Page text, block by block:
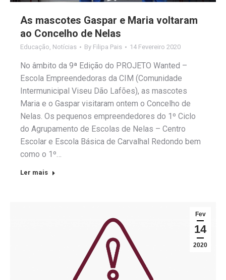
As mascotes Gaspar e Maria voltaram
ao Concelho de Nelas
Educação, Notícias By Filipa Pais 14 Fevereiro 2020
No âmbito da 9ª Edição do PROJETO Wanted –
Escola Empreendedoras da CIM (Comunidade
Intermunicipal Viseu Dão Lafões), as mascotes
Maria e o Gaspar visitaram ontem o Concelho de
Nelas. Os pequenos empreendedores do 1º Ciclo
do Agrupamento de Escolas de Nelas – Centro
Escolar e Escola Básica de Carvalhal Redondo bem
como o 1º…
Ler mais
Fev
14
2020